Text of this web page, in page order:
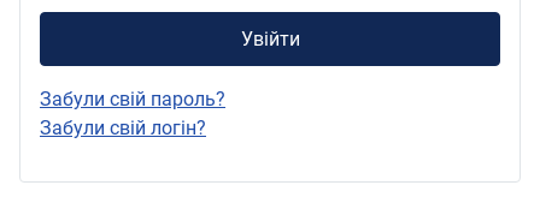
Увійти
Забули свій пароль?
Забули свій логін?